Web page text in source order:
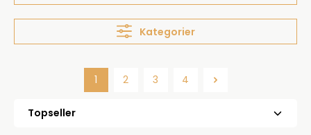
Kategorier
Side
1 Side
2 Side
3 Side
4